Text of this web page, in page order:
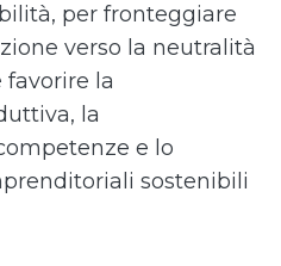
per fronteggiare
verso la neutralità
favorire la
la
e lo
sostenibili